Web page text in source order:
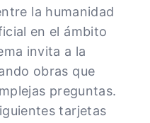
la humanidad
en el ámbito
invita a la
obras que
preguntas.
tarjetas